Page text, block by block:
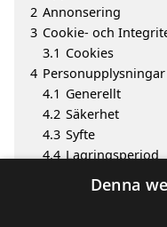
2 Annonsering
3 Cookie- och
3.1 Cookies
4 Personupplysningar
4.1 Generellt
4.2 Säkerhet
4.3 Syfte
4.4 Lagringsperiod
Invändningar
Denna